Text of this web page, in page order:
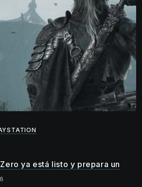
ya está listo y prepara un